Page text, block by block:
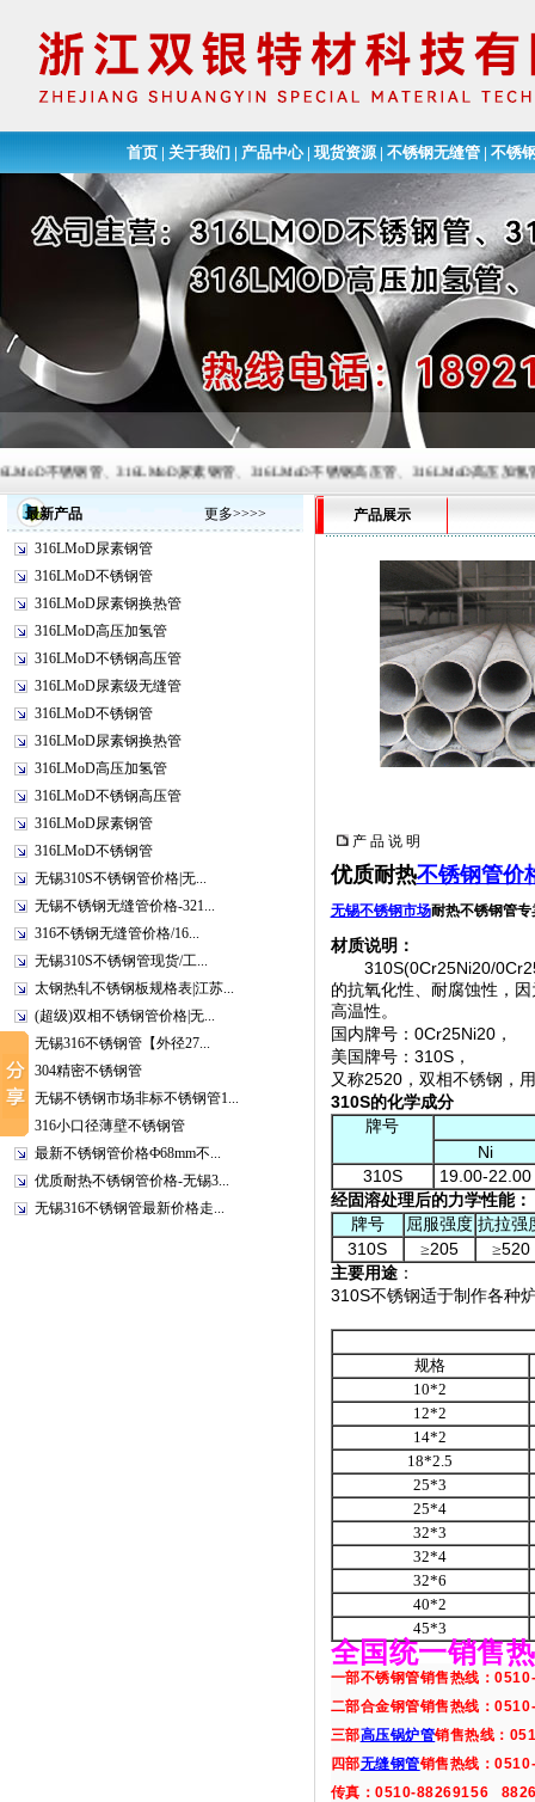
首页 | 关于我们 | 产品中心| 现货资源| 不锈钢无缝管 | 不锈
不锈钢管、316LMoD尿素钢管、316LMoD不锈钢高压管、316LMoD高压加氢
最新产品 更多>>>>
316LMoD尿素钢管
316LMoD不锈钢管
316LMoD尿素钢换热管
316LMoD高压加氢管
316LMoD不锈钢高压管
316LMoD尿素级无缝管
316LMoD不锈钢管
316LMoD尿素钢换热管
316LMoD高压加氢管
316LMoD不锈钢高压管
316LMoD尿素钢管
316LMoD不锈钢管
无锡310S不锈钢管价格|无...
无锡不锈钢无缝管价格-321...
316不锈钢无缝管价格/16...
无锡310S不锈钢管现货/工...
太钢热轧不锈钢板规格表|江苏...
(超级)双相不锈钢管价格|无...
无锡316不锈钢管【外径27...
304精密不锈钢管
无锡不锈钢市场非标不锈钢管1...
316小口径薄壁不锈钢管
最新不锈钢管价格Ф68mm不...
优质耐热不锈钢管价格-无锡3...
无锡316不锈钢管最新价格走...
产品展示
产 品 说 明
优质耐热不锈钢管价
无锡不锈钢市场耐热不锈钢管专
材质说明：
310S(0Cr25Ni20/
的抗氧化性、耐腐蚀性，
高温性。
国内牌号： 0Cr25Ni20，
美国牌号： 310S，
又称2520， 双相不锈钢，
310S的化学成分
牌号
Ni
310S
19.00-22.00
经固溶处理后的力学性能：
牌号
屈服强度 抗拉强
310S ≥205 ≥520
主要用途：
310S不锈钢适于制作各种
规格
10*2
12*2
14*2
18*2.5
25*3
25*4
32*3
32*4
32*6
40*2
45*3
全国统一销售
一部不锈钢管销售热线：
二部合金钢管销售热线：
三部高压锅炉管销售热线：
四部无缝钢管销售热线：
传真：0510-88269156